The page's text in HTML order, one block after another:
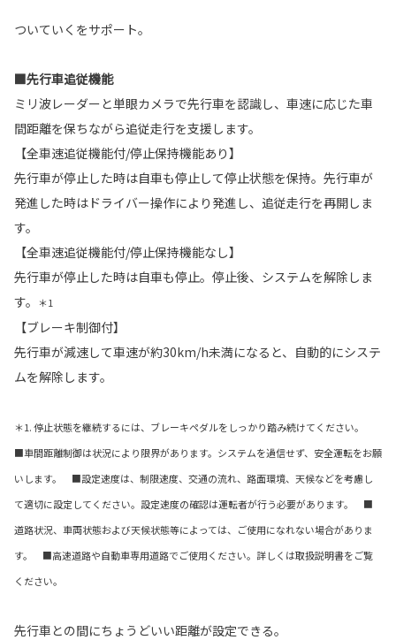
ついていくをサポート。
■先行車追従機能
ミリ波レーダーと単眼カメラで先行車を認識し、車速に応じた車
間距離を保ちながら追従走行を支援します。
【全車速追従機能付/停止保持機能あり】
先行車が停止した時は自車も停止して停止状態を保持。先行車が
発進した時はドライバー操作により発進し、追従走行を再開しま
す。
【全車速追従機能付/停止保持機能なし】
先行車が停止した時は自車も停止。停止後、システムを解除しま
す。
＊1
【ブレーキ制御付】
先行車が減速して車速が約30km/h未満になると、自動的にシステ
ムを解除します。
＊1. 停止状態を継続するには、ブレーキペダルをしっかり踏み続けてください。
■車間距離制御は状況により限界があります。システムを過信せず、安全運転をお願
いします。 ■設定速度は、制限速度、交通の流れ、路面環境、天候などを考慮し
て適切に設定してください。設定速度の確認は運転者が行う必要があります。 ■
道路状況、車両状態および天候状態等によっては、ご使用になれない場合がありま
す。 ■高速道路や自動車専用道路でご使用ください。詳しくは取扱説明書をご覧
ください。
先行車との間にちょうどいい距離が設定できる。